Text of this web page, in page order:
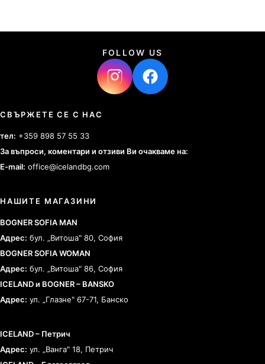
FOLLOW US
СВЪРЖЕТЕ СЕ С НАС
тел: +359 898 57 55 33
За въпроси, коментари и отзиви Ви очакваме на:
E-mail: office@icelandbg.com
НАШИТЕ МАГАЗИНИ
BOGNER SOFIA MAN
Адрес: бул. „Витоша" 80, София
BOGNER SOFIA WOMAN
Адрес: бул. „Витоша" 86, София
ICELAND и BOGNER – BANSKO
Адрес: ул. „Глазне" 67-71, Банско
ICELAND – Петрич
Адрес: ул. „Ванга" 18, Петрич